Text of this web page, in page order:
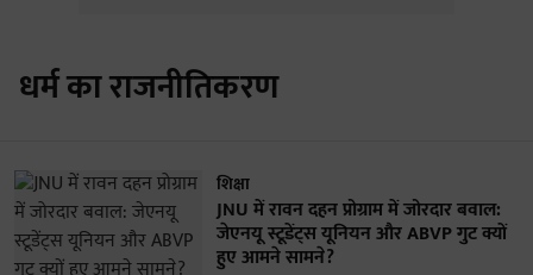
धर्म का राजनीतिकरण
शिक्षा
JNU में रावन दहन प्रोग्राम में जोरदार बवाल:
जेएनयू स्टूडेंट्स यूनियन और ABVP गुट क्यों
हुए आमने सामने?